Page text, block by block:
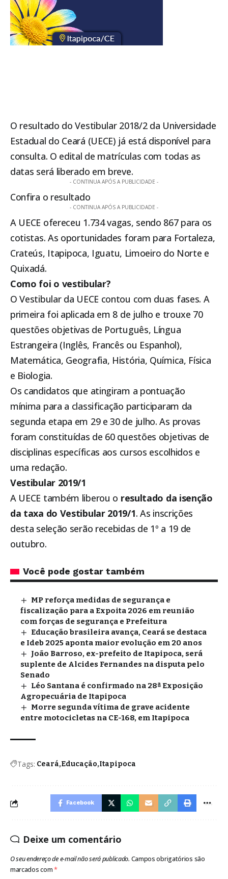
O resultado do Vestibular 2018/2 da Universidade
Estadual do Ceará (UECE) já está disponível para
consulta. O edital de matrículas com todas as
datas será liberado em breve.
- CONTINUA APÓS A PUBLICIDADE -
Confira o resultado
- CONTINUA APÓS A PUBLICIDADE -
A UECE ofereceu 1.734 vagas, sendo 867 para os
cotistas. As oportunidades foram para Fortaleza,
Crateús, Itapipoca, Iguatu, Limoeiro do Norte e
Quixadá.
Como foi o vestibular?
O Vestibular da UECE contou com duas fases. A
primeira foi aplicada em 8 de julho e trouxe 70
questões objetivas de Português, Língua
Estrangeira (Inglês, Francês ou Espanhol),
Matemática, Geografia, História, Química, Física
e Biologia.
Os candidatos que atingiram a pontuação
mínima para a classificação participaram da
segunda etapa em 29 e 30 de julho. As provas
foram constituídas de 60 questões objetivas de
disciplinas específicas aos cursos escolhidos e
uma redação.
Vestibular 2019/1
A UECE também liberou o resultado da isenção
da taxa do Vestibular 2019/1. As inscrições
desta seleção serão recebidas de 1º a 19 de
outubro.
Você pode gostar também
MP reforça medidas de segurança e
fiscalização para a Expoita 2026 em reunião
com forças de segurança e Prefeitura
Educação brasileira avança, Ceará se destaca
e Ideb 2025 aponta maior evolução em 20 anos
João Barroso, ex-prefeito de Itapipoca, será
suplente de Alcides Fernandes na disputa pelo
Senado
Léo Santana é confirmado na 28ª Exposição
Agropecuária de Itapipoca
Morre segunda vítima de grave acidente
entre motocicletas na CE-168, em Itapipoca
Tags: Ceará Educação Itapipoca
Facebook
Deixe um comentário
O seu endereço de e-mail não será publicado. Campos obrigatórios são
marcados com*